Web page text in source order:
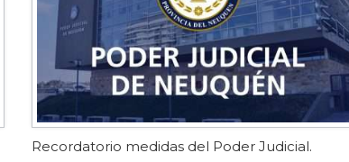
Recordatorio medidas del Poder Judicial.